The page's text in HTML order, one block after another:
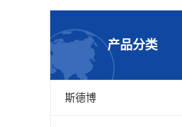
产品分类
斯德博